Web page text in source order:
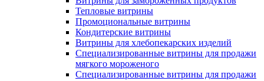
Тепловые витрины
Промоциональные витрины
Кондитерские витрины
Витрины для хлебопекарских изделий
Специализированные витрины для продажи
мягкого мороженого
Специализированные витрины для продажи